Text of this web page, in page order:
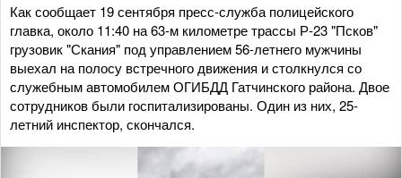
Как сообщает 19 сентября пресс-служба полицейского
главка, около 11:40 на 63-м километре трассы Р-23 "Псков"
грузовик "Скания" под управлением 56-летнего мужчины
выехал на полосу встречного движения и столкнулся со
служебным автомобилем ОГИБДД Гатчинского района. Двое
сотрудников были госпитализированы. Один из них, 25-
летний инспектор, скончался.